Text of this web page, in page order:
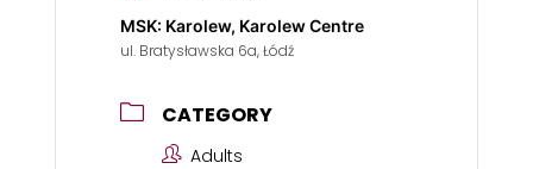
MSK: Karolew, Karolew Centre
ul. Bratysławska 6a, Łódź
CATEGORY
Adults